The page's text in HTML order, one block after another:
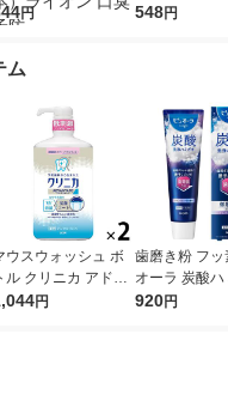
グ フッ素 NONIO
1セット（2本）
円
シ 4列 超コン
548円
ム
ウスウォッシュ ボ
ル クリニカ アドバ
テージ デンタルリ
円
歯磨き粉 フッ
オーラ 炭酸
95g クリスタ
920円